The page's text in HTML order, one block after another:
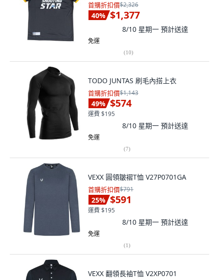
首購折扣價$2,326
40% $1,377
8/10 星期一 預計送達
免運
(10)
TODO JUNTAS 刷毛內搭上衣
首購折扣價$1,143
49% $574
運費 $195
8/10 星期一 預計送達
免運
(7)
VEXX 圓領皺褶T恤 V27P0701GA
首購折扣價$791
25% $591
運費 $195
8/10 星期一 預計送達
免運
(1)
VEXX 翻領長袖T恤 V2XP0701